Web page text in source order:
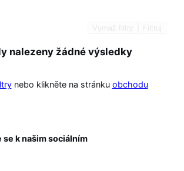
nalezeny žádné výsledky
nebo klikněte na stránku obchodu
se k našim sociálním